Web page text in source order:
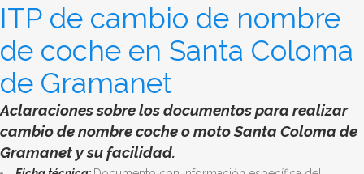
ITP de cambio de nombre
de coche en Santa Coloma
de Gramanet
Aclaraciones sobre los documentos para realizar
cambio de nombre coche o moto Santa Coloma de
Gramanet y su facilidad.